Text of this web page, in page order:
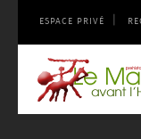
ESPACE PRIVÉ |